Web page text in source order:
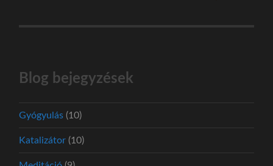
Blog bejegyzések
Gyógyulás (10)
Katalizátor (10)